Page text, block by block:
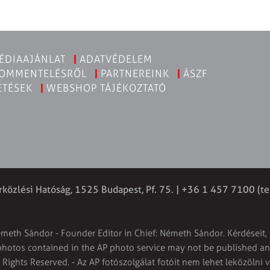
ADATVÉDELEM
PARTNEREINK
ÁSZF
WEBSHOP TÁJÉKOZTATÓ
Hatóság, 1525 Budapest, Pf. 75. | +36 1 457 7100
Sándor - Founder Editor in Chief: Németh Sándor.
contained in the AP photo service may not be published
Rights Reserved. - Az AP fotószolgálat fotóit nem lehet leközölni